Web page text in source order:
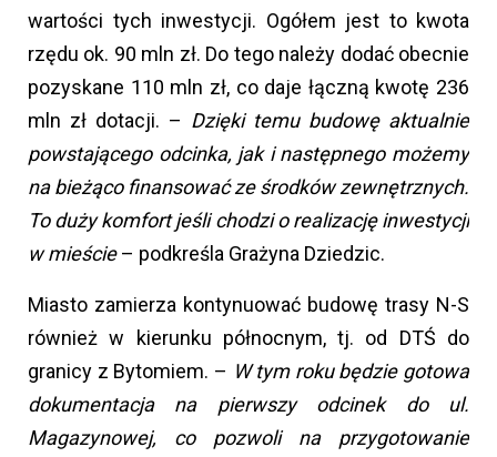
wartości tych inwestycji. Ogółem jest to kwota
rzędu ok. 90 mln zł. Do tego należy dodać obecnie
pozyskane 110 mln zł, co daje łączną kwotę 236
mln zł dotacji. – Dzięki temu budowę aktualnie
powstającego odcinka, jak i następnego możemy
na bieżąco finansować ze środków zewnętrznych.
To duży komfort jeśli chodzi o realizację inwestycji
w mieście– podkreśla Grażyna Dziedzic.
Miasto zamierza kontynuować budowę trasy N-S
również w kierunku północnym, tj. od DTŚ do
granicy z Bytomiem. – W tym roku będzie gotowa
dokumentacja na pierwszy odcinek do ul.
Magazynowej, co pozwoli na przygotowanie